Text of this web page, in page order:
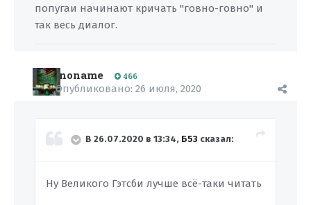
попугаи начинают кричать "говно-говно" и
так весь диалог.
noname 466
Опубликовано: 26 июля, 2020
В 26.07.2020 в 13:34, Б53 сказал:
Ну Великого Гэтсби лучше всё-таки читать